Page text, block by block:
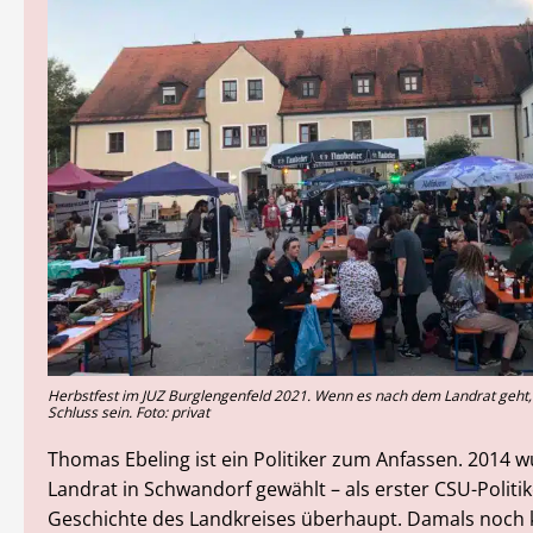
Herbstfest im JUZ Burglengenfeld 2021. Wenn es nach dem Landrat
Schluss sein. Foto: privat
Thomas Ebeling ist ein Politiker zum Anfassen. 2014
Landrat in Schwandorf gewählt – als erster CSU-
Geschichte des Landkreises überhaupt. Damals